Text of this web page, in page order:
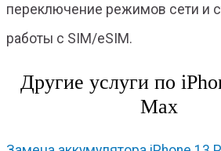
переключение режимов сети и
работы с SIM/eSIM.
Другие услуги по
Max